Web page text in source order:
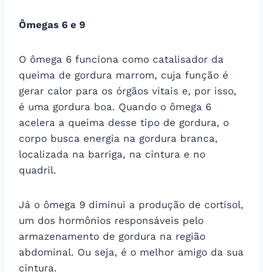
Ômegas 6 e 9
O ômega 6 funciona como catalisador da
queima de gordura marrom, cuja função é
gerar calor para os órgãos vitais e, por isso,
é uma gordura boa. Quando o ômega 6
acelera a queima desse tipo de gordura, o
corpo busca energia na gordura branca,
localizada na barriga, na cintura e no
quadril.
Já o ômega 9 diminui a produção de cortisol,
um dos hormônios responsáveis pelo
armazenamento de gordura na região
abdominal. Ou seja, é o melhor amigo da sua
cintura.